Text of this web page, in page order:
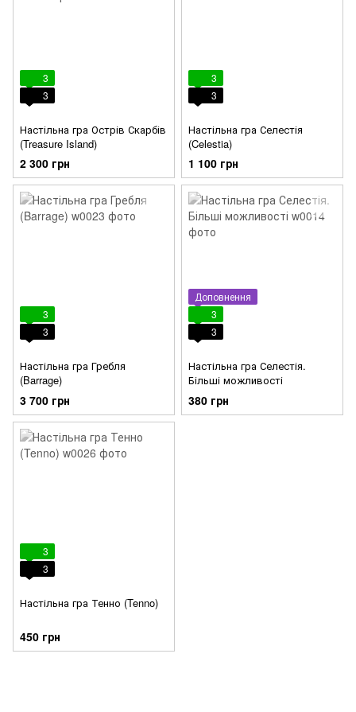
3
3
Настільна гра Острів Скарбів
(Treasure Island)
2 300 грн
3
3
Настільна гра Селестія
(Celestia)
1 100 грн
3
3
Настільна гра Гребля
(Barrage)
3 700 грн
Доповнення
3
3
Настільна гра Селестія.
Більші можливості
380 грн
3
3
Настільна гра Тенно (Tenno)
450 грн